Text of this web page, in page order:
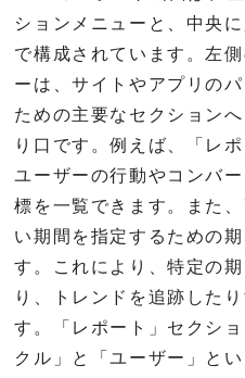
ションメニューと、中央
で構成されています。左
ーは、サイトやアプリの
ための主要なセクション
り口です。例えば、「レ
ユーザーの行動やコンバ
標を一覧できます。また
い期間を指定するための
す。これにより、特定の
り、トレンドを追跡した
す。「レポート」セクシ
クル」と「ユーザー」と